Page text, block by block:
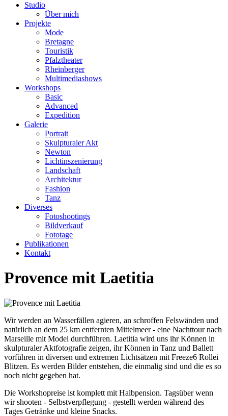
Studio
Über mich
Projekte
Mode
Bretagne
Touristik
Pfalztheater
Rheinberger
Multimediashows
Workshops
Basic
Advanced
Expedition
Galerie
Portrait
Skulpturaler Akt
Newton
Lichtinszenierung
Landschaft
Architektur
Fashion
Tanz
Diverses
Fotoshootings
Bildverkauf
Fototage
Publikationen
Kontakt
Provence mit Laetitia
Wir werden an Wasserfällen agieren, an schroffen Felswänden und
natürlich an dem 25 km entfernten Mittelmeer - eine Nachttour nach
Marseille mit Model durchführen. Laetitia wird uns ihr Können in
skulpturaler Aktfotografie zeigen, ihr Können in Tanz und Ballett
vorführen in diversen und extremen Lichtsätzen mit Freeze6 Rollei
Blitzen. Es werden Bilder entstehen, die einmalig sind und die es so
noch nicht gegeben hat.
Die Workshopreise ist komplett mit Halbpension. Tagsüber wenn
wir shooten - Selbstverpflegung - gestellt werden während des
Tages Getränke und kleine Snacks.